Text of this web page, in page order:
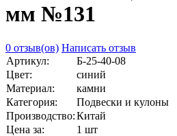
мм №131
0 отзыв(ов) Написать отзыв
Артикул:
Б-25-40-08
Цвет:
синий
Материал:
камни
Категория:
Подвески и кулоны
Производство:Китай
Цена за:
1 шт